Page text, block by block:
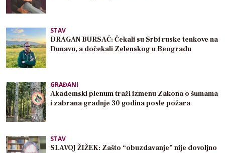
STAV
DRAGAN BURSAĆ: Čekali su Srbi ruske tenkove na
Dunavu, a dočekali Zelenskog u Beogradu
GRAĐANI
Akademski plenum traži izmenu Zakona o šumama
i zabrana gradnje 30 godina posle požara
STAV
SLAVOJ ŽIŽEK: Zašto “obuzdavanje” nije dovoljno